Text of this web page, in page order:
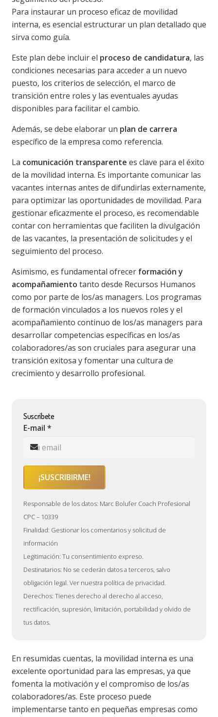
Para instaurar un proceso eficaz de movilidad
interna, es esencial estructurar un plan detallado que
sirva como guía.
Este plan debe incluir el proceso de candidatura, las
condiciones necesarias para acceder a un nuevo
puesto, los criterios de selección, el marco de
transición entre roles y las eventuales ayudas
disponibles para facilitar el cambio.
Además, se debe elaborar un plan de carrera
específico de la empresa como referencia.
La comunicación transparente es clave para el éxito
de la movilidad interna. Es importante comunicar las
vacantes internas antes de difundirlas externamente,
para optimizar las oportunidades de movilidad. Para
gestionar eficazmente el proceso, es recomendable
contar con herramientas que faciliten la divulgación
de las vacantes, la presentación de solicitudes y el
seguimiento del proceso.
Asimismo, es fundamental ofrecer formación y
acompañamiento tanto desde Recursos Humanos
como por parte de los/as managers. Los programas
de formación vinculados a los nuevos roles y el
acompañamiento continuo de los/as managers para
desarrollar competencias específicas en los/as
colaboradores/as son cruciales para asegurar una
transición exitosa y fomentar una cultura de
crecimiento y desarrollo profesional.
Suscríbete
E-mail *
Responsable de los datos: Marc Bolufer Coach Profesional
CPC – 10339
Finalidad: Gestionar los comentarios y solicitud de
información
Legitimación: Tu consentimiento expreso.
Destinatarios: No se cederán datos a terceros, salvo
obligación legal. Ver nuestra política de privacidad.
Derechos: Tienes derecho al derecho al acceso,
rectificación, supresión, limitación, portabilidad y olvido de
tus datos.
En resumidas cuentas, la movilidad interna es una
excelente oportunidad para las empresas, ya que
fomenta la motivación y el compromiso de los/as
colaboradores/as. Este proceso puede
implementarse tanto en pequeñas empresas como